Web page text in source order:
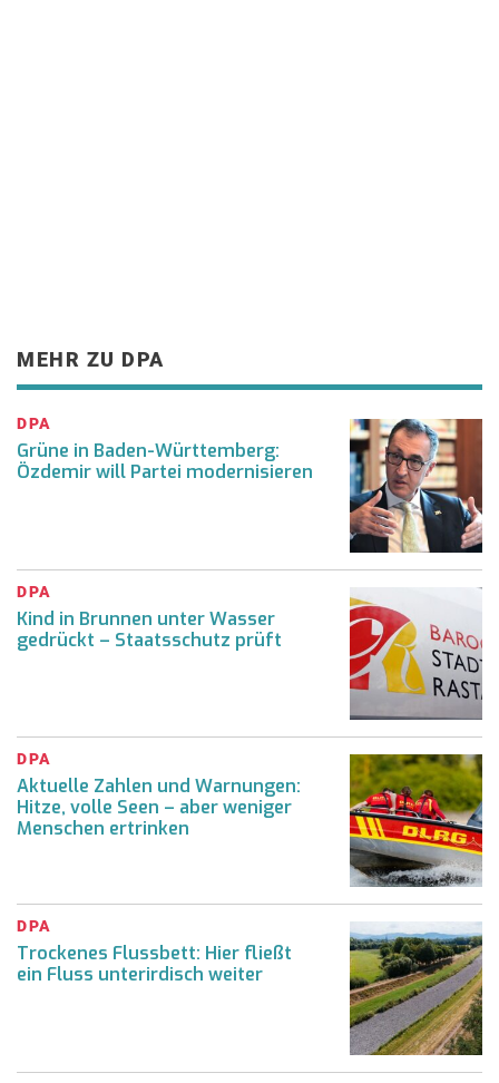
MEHR ZU DPA
DPA
Grüne in Baden-Württemberg:
Özdemir will Partei modernisieren
DPA
Kind in Brunnen unter Wasser
gedrückt – Staatsschutz prüft
DPA
Aktuelle Zahlen und Warnungen:
Hitze, volle Seen – aber weniger
Menschen ertrinken
DPA
Trockenes Flussbett: Hier fließt
ein Fluss unterirdisch weiter